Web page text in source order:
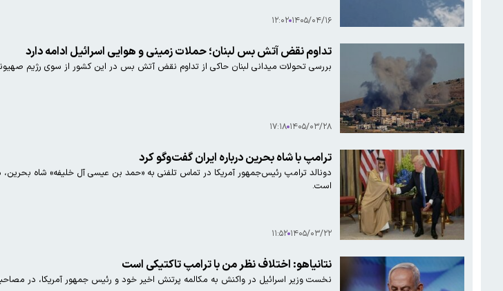
۱۴۰۵/۰۴/۱۶ ۱۲:۰۲
تداوم نقض آتش بس لبنان؛ حملات زمینی و هوایی اسرائیل ادامه دارد
بررسی تحولات میدانی لبنان حاکی از تداوم نقض آتش بس در این کشور از سوی رژیم
۱۴۰۵/۰۳/۲۸ ۱۷:۱۸
ترامپ با شاه بحرین درباره ایران گفت‌وگو کرد
دونالد ترامپ رئیس‌جمهور آمریکا در تماس تلفنی به «حمد بن عیسی آل خلیفه» شاه
است.
۱۴۰۵/۰۳/۲۲ ۱۱:۵۲
نتانیاهو: اختلاف نظر من با ترامپ تاکتیکی است
نخست وزیر اسرائیل در واکنش به مکالمه پرتنش اخیر خود و رئیس جمهور آمریکا، در